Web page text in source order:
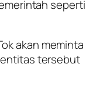
seperti
akan meminta
tersebut